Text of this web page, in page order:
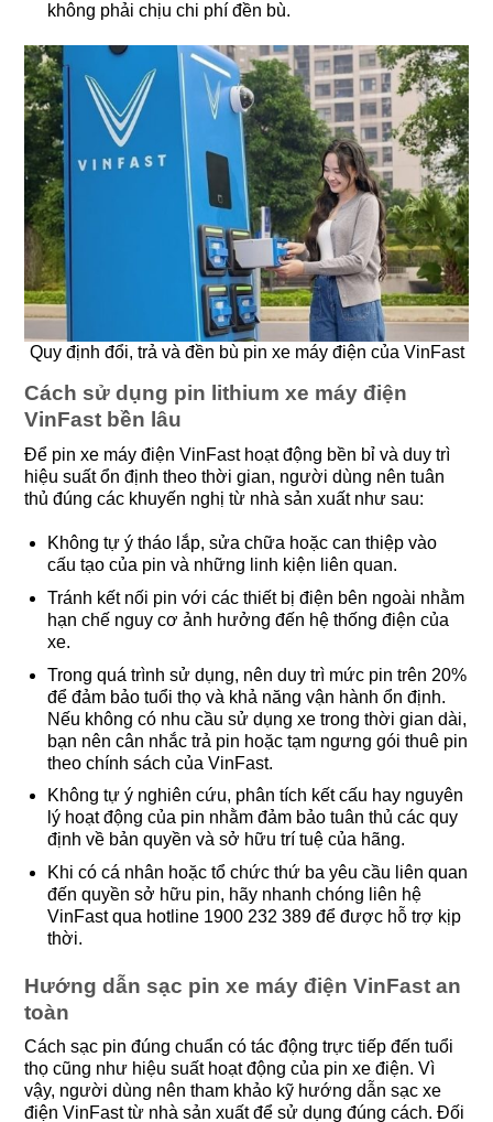
không phải chịu chi phí đền bù.
Quy định đổi, trả và đền bù pin xe máy điện của VinFast
Cách sử dụng pin lithium xe máy điện
VinFast bền lâu
Để pin xe máy điện VinFast hoạt động bền bỉ và duy trì
hiệu suất ổn định theo thời gian, người dùng nên tuân
thủ đúng các khuyến nghị từ nhà sản xuất như sau:
Không tự ý tháo lắp, sửa chữa hoặc can thiệp vào
cấu tạo của pin và những linh kiện liên quan.
Tránh kết nối pin với các thiết bị điện bên ngoài nhằm
hạn chế nguy cơ ảnh hưởng đến hệ thống điện của
xe.
Trong quá trình sử dụng, nên duy trì mức pin trên 20%
để đảm bảo tuổi thọ và khả năng vận hành ổn định.
Nếu không có nhu cầu sử dụng xe trong thời gian dài,
bạn nên cân nhắc trả pin hoặc tạm ngưng gói thuê pin
theo chính sách của VinFast.
Không tự ý nghiên cứu, phân tích kết cấu hay nguyên
lý hoạt động của pin nhằm đảm bảo tuân thủ các quy
định về bản quyền và sở hữu trí tuệ của hãng.
Khi có cá nhân hoặc tổ chức thứ ba yêu cầu liên quan
đến quyền sở hữu pin, hãy nhanh chóng liên hệ
VinFast qua hotline 1900 232 389 để được hỗ trợ kịp
thời.
Hướng dẫn sạc pin xe máy điện VinFast an
toàn
Cách sạc pin đúng chuẩn có tác động trực tiếp đến tuổi
thọ cũng như hiệu suất hoạt động của pin xe điện. Vì
vậy, người dùng nên tham khảo kỹ hướng dẫn sạc xe
điện VinFast từ nhà sản xuất để sử dụng đúng cách. Đối